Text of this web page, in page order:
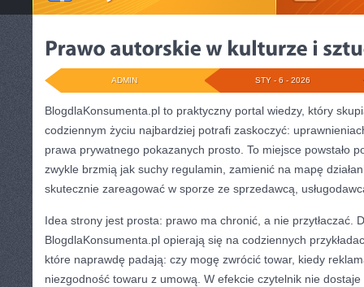
STY - 6 - 2026
ADMIN
BlogdlaKonsumenta.pl to praktyczny portal wiedzy, który
codziennym życiu najbardziej potrafi zaskoczyć:
prawa prywatnego pokazanych prosto. To miejsce powstało
zwykle brzmią jak suchy regulamin, zamienić na mapę
skutecznie zareagować w sporze ze sprzedawcą,
Idea strony jest prosta: prawo ma chronić, a nie przytłaczać.
BlogdlaKonsumenta.pl opierają się na codziennych
które naprawdę padają: czy mogę zwrócić towar, kiedy
niezgodność towaru z umową. W efekcie czytelnik nie